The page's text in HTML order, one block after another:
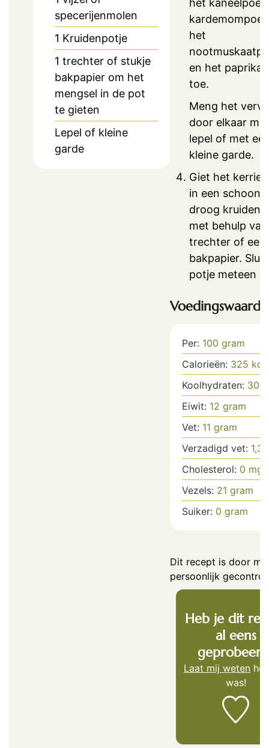
specerijenmolen
1 Kruidenpotje
1 trechter of stukje
bakpapier om het
mengsel in de pot
te gieten
Lepel of kleine
garde
het
het
en het
toe.
Meng het
door elkaar
lepel of met
kleine garde.
Giet het
in een schoon
droog
met behulp
trechter of een
bakpapier.
potje meteen
Voedingswaarde
Per: 100 gram
Calorieën: 325
Koolhydraten: 30
Eiwit: 12 gram
Vet: 11 gram
Verzadigd vet: 1,3
Cholesterol: 0 mg
Vezels: 21 gram
Suiker: 0 gram
Dit recept is door mij
persoonlijk
Heb je dit
al eens
Laat mij weten
was!